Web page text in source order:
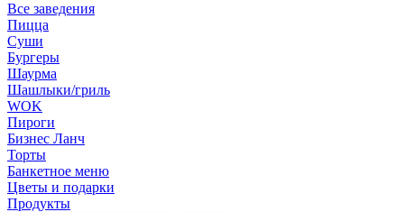
Все заведения
Пицца
Суши
Бургеры
Шаурма
Шашлыки/гриль
WOK
Пироги
Бизнес Ланч
Торты
Банкетное меню
Цветы и подарки
Продукты